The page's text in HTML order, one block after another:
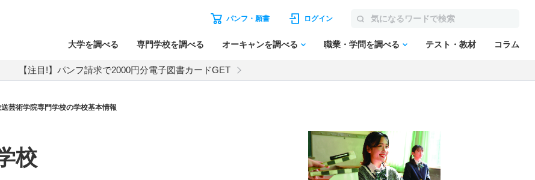
パンフ・願書 ログイン
大学を調べる 専門学校を調べる オーキャンを調べる 職業・学問を調べる テスト・教材 コラム
【注目!】パンフ請求で2000円分電子図書カードGET
芸術学院専門学校の学校基本情報
校